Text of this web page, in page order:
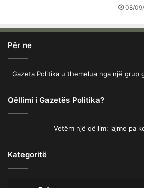
08/
Për ne
Gazeta Politika u themelua nga një grup
Qëllimi i Gazetës Politika?
Vetëm një qëllim: lajme pa
Kategoritë